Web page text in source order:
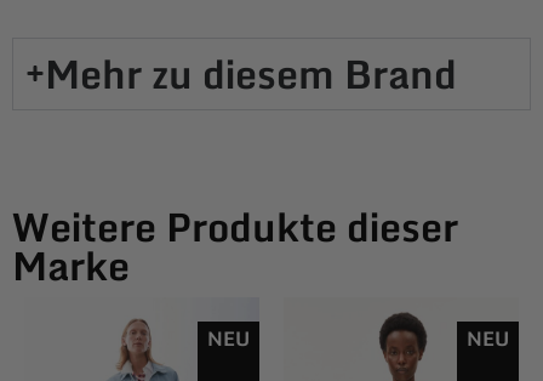
Mehr zu diesem Brand​
Weitere Produkte dieser
Marke
NEU NEU